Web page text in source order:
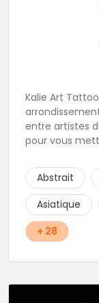
Kalie Art
entre artistes
pour vous
Abstrait
Asiatique
+ 28